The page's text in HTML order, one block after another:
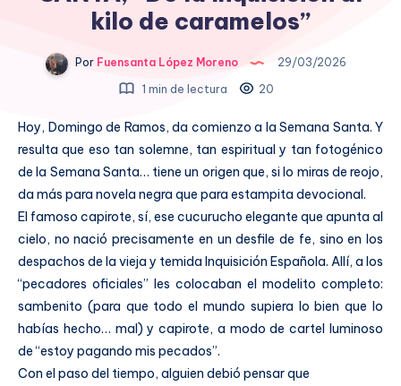
kilo de caramelos”
Por Fuensanta López Moreno
29/03/2026
1 min de lectura
20
Hoy, Domingo de Ramos, da comienzo a la Semana Santa. Y
resulta que eso tan solemne, tan espiritual y tan fotogénico
de la Semana Santa… tiene un origen que, si lo miras de reojo,
da más para novela negra que para estampita devocional.
El famoso capirote, sí, ese cucurucho elegante que apunta al
cielo, no nació precisamente en un desfile de fe, sino en los
despachos de la vieja y temida Inquisición Española. Allí, a los
“pecadores oficiales” les colocaban el modelito completo:
sambenito (para que todo el mundo supiera lo bien que lo
habías hecho… mal) y capirote, a modo de cartel luminoso
de “estoy pagando mis pecados”.
Con el paso del tiempo, alguien debió pensar que